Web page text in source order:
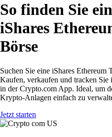
So finden Sie
iShares
Börse
Suchen Sie eine iShares
Kaufen, verkaufen und tracken
in der Crypto.com App. Ideal, um
Krypto-Anlagen einfach zu
Jetzt starten